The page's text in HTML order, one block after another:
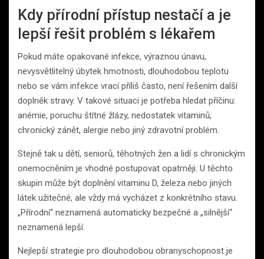
Kdy přírodní přístup nestačí a je
lepší řešit problém s lékařem
Pokud máte opakované infekce, výraznou únavu,
nevysvětlitelný úbytek hmotnosti, dlouhodobou teplotu
nebo se vám infekce vrací příliš často, není řešením další
doplněk stravy. V takové situaci je potřeba hledat příčinu:
anémie, poruchu štítné žlázy, nedostatek vitaminů,
chronický zánět, alergie nebo jiný zdravotní problém.
Stejně tak u dětí, seniorů, těhotných žen a lidí s chronickým
onemocněním je vhodné postupovat opatrněji. U těchto
skupin může být doplnění vitaminu D, železa nebo jiných
látek užitečné, ale vždy má vycházet z konkrétního stavu.
„Přírodní“ neznamená automaticky bezpečné a „silnější“
neznamená lepší.
Nejlepší strategie pro dlouhodobou obranyschopnost je